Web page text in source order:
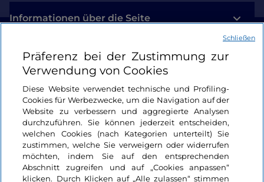
Informationen über die Seite
Nützliche Links
Login
Bleiben wir in Kontakt
Präferenz bei der Zustimmung zur
Verwendung von Cookies
Diese Website verwendet technische und Profiling-
Cookies für Werbezwecke, um die Navigation auf der
Website zu verbessern und aggregierte Analysen
durchzuführen. Sie können jederzeit entscheiden,
welchen Cookies (nach Kategorien unterteilt) Sie
zustimmen, welche Sie verweigern oder widerrufen
möchten, indem Sie auf den entsprechenden
Abschnitt zugreifen und auf „Cookies anpassen“
klicken. Durch Klicken auf „Alle zulassen“ stimmen
Schließen